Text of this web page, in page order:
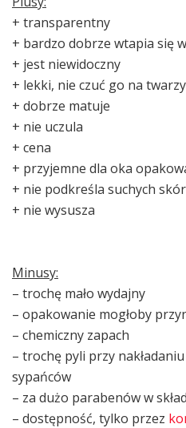
+ transparentny
+ bardzo dobrze wtapia się
+ jest niewidoczny
+ lekki, nie czuć go na twarzy
+ dobrze matuje
+ nie uczula
+ cena
+ przyjemne dla oka
+ nie podkreśla suchych
+ nie wysusza
Minusy:
– trochę mało wydajny
– opakowanie mogłoby
– chemiczny zapach
– trochę pyli przy
sypańców
– za dużo parabenów w
– dostępność, tylko przez